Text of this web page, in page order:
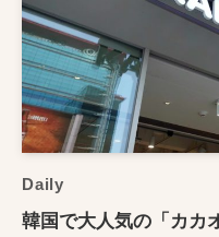
Daily
韓国で大人気の「カカ